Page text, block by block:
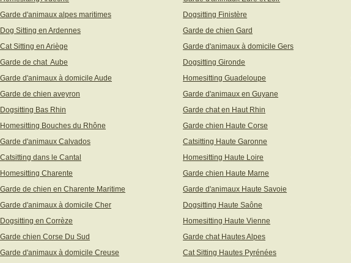
Garde d'animaux alpes maritimes
Dogsitting Finistère
Dog Sitting en Ardennes
Garde de chien Gard
Cat Sitting en Ariège
Garde d'animaux à domicile Gers
Garde de chat Aube
Dogsitting Gironde
Garde d'animaux à domicile Aude
Homesitting Guadeloupe
Garde de chien aveyron
Garde d'animaux en Guyane
Dogsitting Bas Rhin
Garde chat en Haut Rhin
Homesitting Bouches du Rhône
Garde chien Haute Corse
Garde d'animaux Calvados
Catsitting Haute Garonne
Catsitting dans le Cantal
Homesitting Haute Loire
Homesitting Charente
Garde chien Haute Marne
Garde de chien en Charente Maritime
Garde d'animaux Haute Savoie
Garde d'animaux à domicile Cher
Dogsitting Haute Saône
Dogsitting en Corrèze
Homesitting Haute Vienne
Garde chien Corse Du Sud
Garde chat Hautes Alpes
Garde d'animaux à domicile Creuse
Cat Sitting Hautes Pyrénées